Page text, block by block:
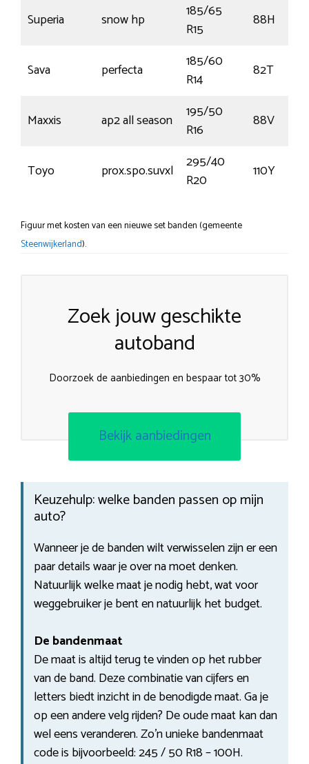
Superia snow hp
185/65
R15
88H
Sava perfecta
185/60
R14
82T
Maxxis ap2 all season
195/50
R16
88V
Toyo prox.spo.suvxl
295/40
R20
110Y
Figuur met kosten van een nieuwe set banden (gemeente
Steenwijkerland).
Zoek jouw geschikte
autoband
Doorzoek de aanbiedingen en bespaar tot 30%
Bekijk aanbiedingen
Keuzehulp: welke banden passen op mijn
auto?
Wanneer je de banden wilt verwisselen zijn er een
paar details waar je over na moet denken.
Natuurlijk welke maat je nodig hebt, wat voor
weggebruiker je bent en natuurlijk het budget.
De bandenmaat
De maat is altijd terug te vinden op het rubber
van de band. Deze combinatie van cijfers en
letters biedt inzicht in de benodigde maat. Ga je
op een andere velg rijden? De oude maat kan dan
wel eens veranderen. Zo’n unieke bandenmaat
code is bijvoorbeeld: 245 / 50 R18 – 100H.